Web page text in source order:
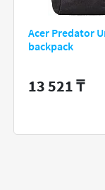
Acer Predator
backpack
13 521 ₸